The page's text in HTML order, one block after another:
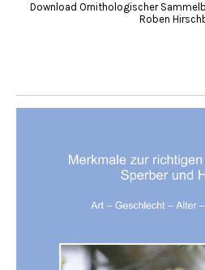
Download Ornithologischer
Roben